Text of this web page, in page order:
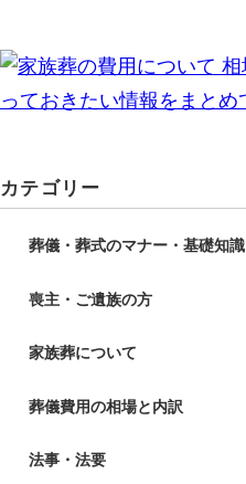
カテゴリー
葬儀・葬式のマナー・基礎知識
喪主・ご遺族の方
家族葬について
葬儀費用の相場と内訳
法事・法要